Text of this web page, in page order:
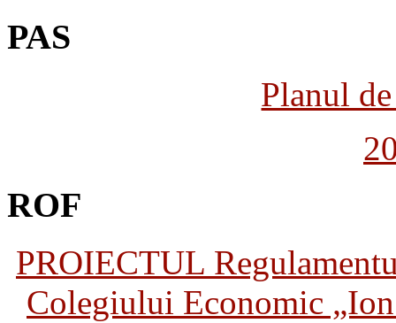
PAS
Planul
ROF
PROIECTUL
Colegiului Economic